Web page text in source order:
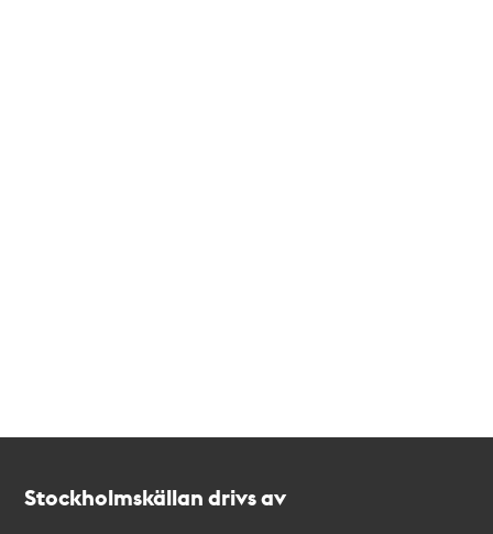
Stockholmskällan drivs av